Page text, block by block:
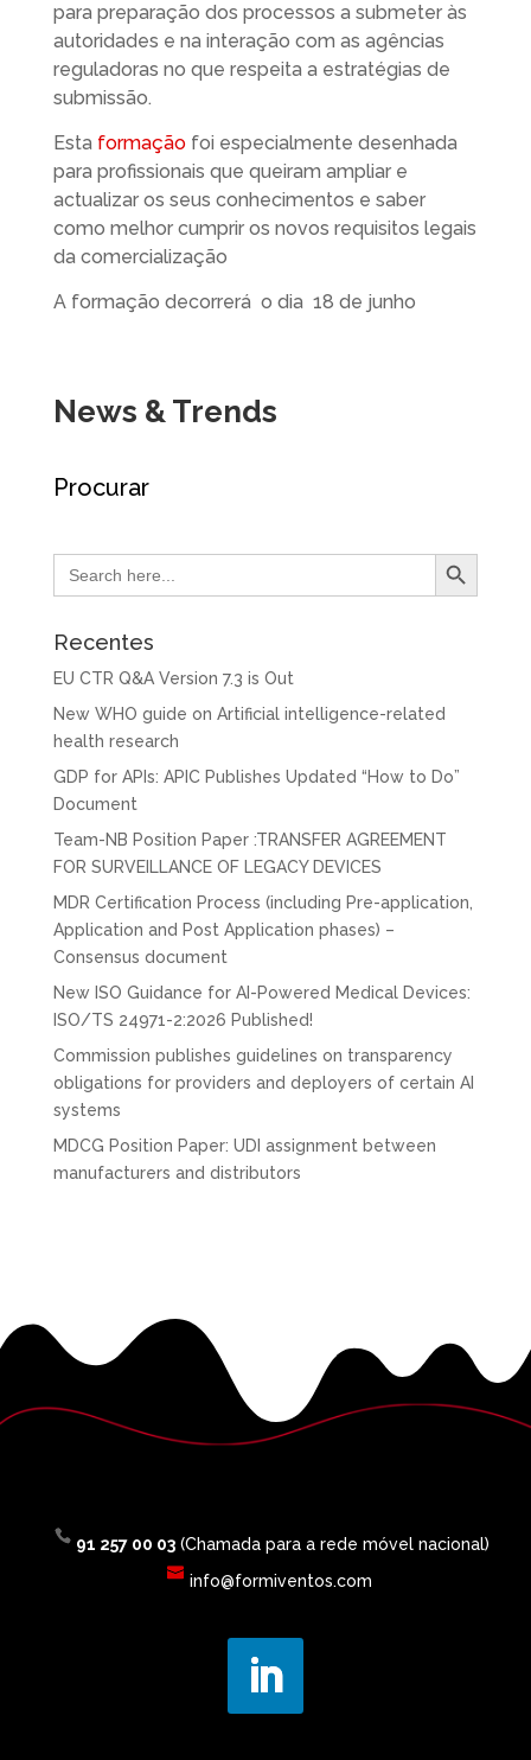
para preparação dos processos a submeter às
autoridades e na interação com as agências
reguladoras no que respeita a estratégias de
submissão.
Esta formaçãofoi especialmente desenhada
para profissionais que queiram ampliar e
actualizar os seus conhecimentos e saber
como melhor cumprir os novos requisitos legais
da comercialização
A formação decorrerá o dia 18 de junho
News & Trends
Procurar
Search
for:
Search Button
Recentes
EU CTR Q&A Version 7.3 is Out
New WHO guide on Artificial intelligence-related
health research
GDP for APIs: APIC Publishes Updated “How to Do”
Document
Team-NB Position Paper :TRANSFER AGREEMENT
FOR SURVEILLANCE OF LEGACY DEVICES
MDR Certification Process (including Pre-application,
Application and Post Application phases) –
Consensus document
New ISO Guidance for AI-Powered Medical Devices:
ISO/TS 24971-2:2026 Published!
Commission publishes guidelines on transparency
obligations for providers and deployers of certain AI
systems
MDCG Position Paper: UDI assignment between
manufacturers and distributors
91 257 00 03(Chamada para a rede móvel nacional)
info@formiventos.com